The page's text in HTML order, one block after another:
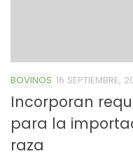
BOVINOS 16 SEPTIEMBRE,
Incorporan
para la
raza